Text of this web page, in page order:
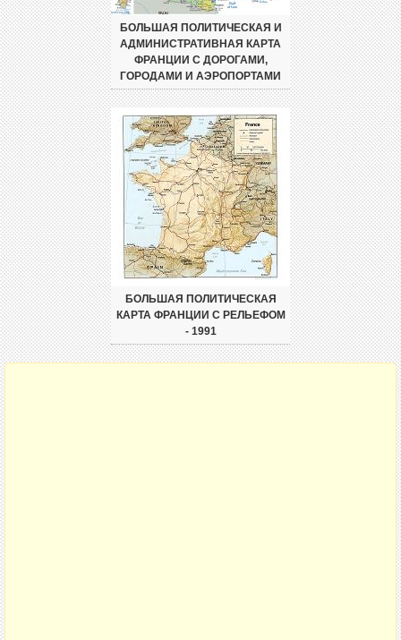
БОЛЬШАЯ ПОЛИТИЧЕСКАЯ И
АДМИНИСТРАТИВНАЯ КАРТА
ФРАНЦИИ С ДОРОГАМИ,
ГОРОДАМИ И АЭРОПОРТАМИ
БОЛЬШАЯ ПОЛИТИЧЕСКАЯ
КАРТА ФРАНЦИИ С РЕЛЬЕФОМ
- 1991